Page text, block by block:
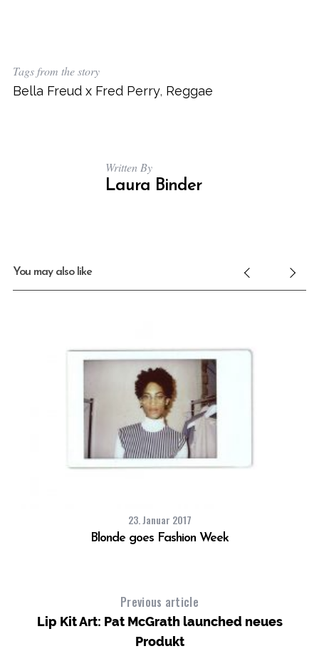
Tags from the story
Bella Freud x Fred Perry, Reggae
Written By
Laura Binder
You may also like
23. Januar 2017
Blonde goes Fashion Week
Previous article
Lip Kit Art: Pat McGrath launched neues
Produkt